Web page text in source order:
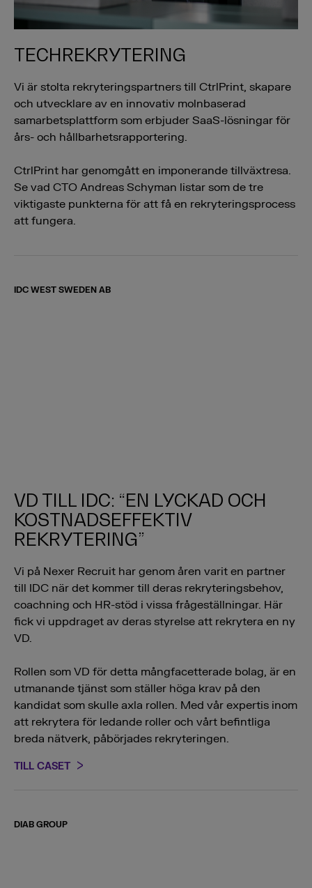
TECHREKRYTERING
Vi är stolta rekryteringspartners till CtrlPrint, skapare
och utvecklare av en innovativ molnbaserad
samarbetsplattform som erbjuder SaaS-lösningar för
års- och hållbarhetsrapportering.
CtrlPrint har genomgått en imponerande tillväxtresa.
Se vad CTO Andreas Schyman listar som de tre
viktigaste punkterna för att få en rekryteringsprocess
att fungera.
IDC WEST SWEDEN AB
VD TILL IDC: “EN LYCKAD OCH
KOSTNADSEFFEKTIV
REKRYTERING”
Vi på Nexer Recruit har genom åren varit en partner
till IDC när det kommer till deras rekryteringsbehov,
coachning och HR-stöd i vissa frågeställningar. Här
fick vi uppdraget av deras styrelse att rekrytera en ny
VD.
Rollen som VD för detta mångfacetterade bolag, är en
utmanande tjänst som ställer höga krav på den
kandidat som skulle axla rollen. Med vår expertis inom
att rekrytera för ledande roller och vårt befintliga
breda nätverk, påbörjades rekryteringen.
TILL CASET
DIAB GROUP